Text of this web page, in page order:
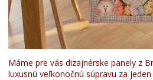
Máme pre vás dizajnérske panely z
luxusnú veľkonočnú súpravu za jeden